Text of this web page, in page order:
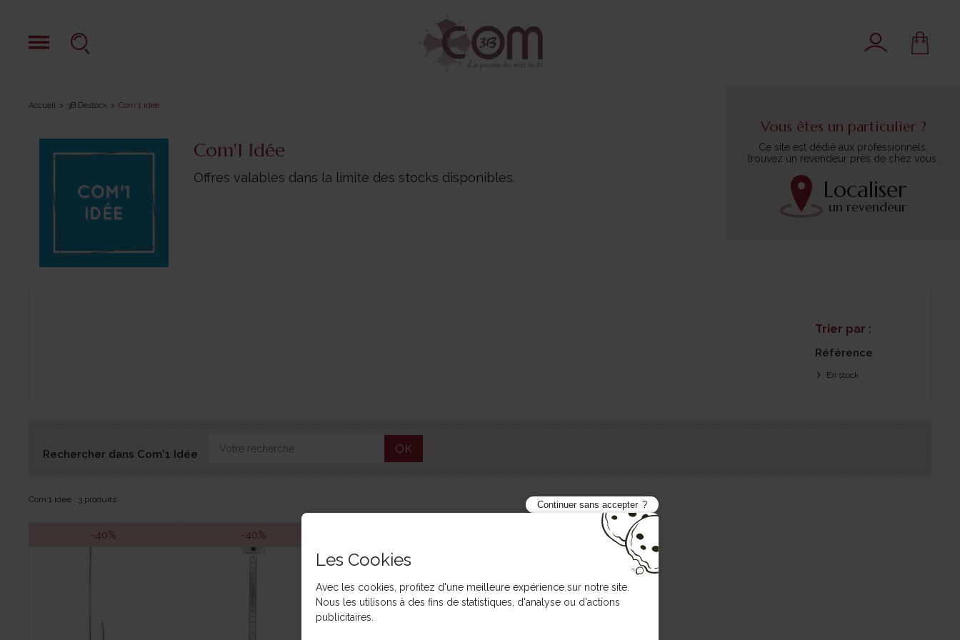
Vous êtes un particulier ?
Ce site est dédié aux professionnels,
trouvez un revendeur près de chez vous.
Localiser
un revendeur
Accueil 3B Destock Com'1 Idée
Com'1 Idée
Offres valables dans la limite des stocks disponibles.
Trier par :
Référence
En stock
Rechercher dans Com'1 Idée OK
Com'1 Idée : 3 produits
-40% -40%
Continuer sans accepter
Les Cookies
Avec les cookies, profitez d'une meilleure expérience sur notre site.
Nous les utilisons à des fins de statistiques, d'analyse ou d'actions
publicitaires.